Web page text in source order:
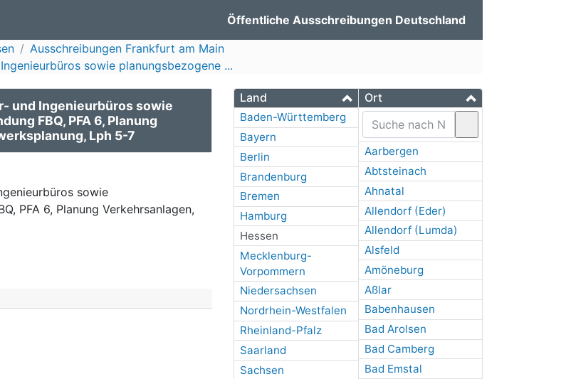
Öffentliche Ausschreibungen Deutschland
Ausschreibungen Frankfurt am Main
sowie planungsbezogene ...
Land
Baden-Württemberg
Bayern
Berlin
Brandenburg
Bremen
Hamburg
Hessen
Mecklenburg-
Vorpommern
Niedersachsen
Nordrhein-Westfalen
Rheinland-Pfalz
Saarland
Sachsen
Ort
Aarbergen
Abtsteinach
Ahnatal
Allendorf (Eder)
Allendorf (Lumda)
Alsfeld
Amöneburg
Aßlar
Babenhausen
Bad Arolsen
Bad Camberg
Bad Emstal
und Ingenieurbüros sowie
FBQ, PFA 6, Planung
Lph 5-7
sowie
PFA 6, Planung Verkehrsanlagen,